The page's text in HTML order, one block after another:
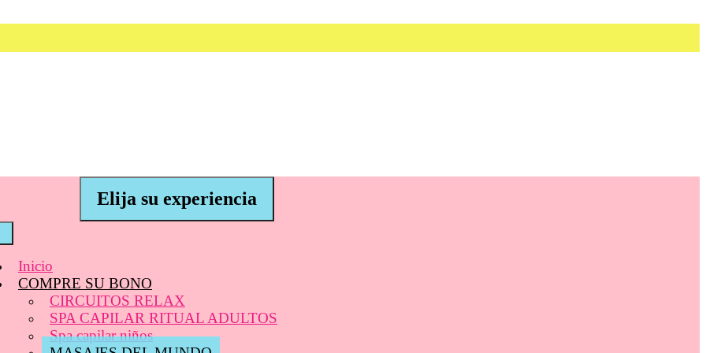
Elija su experiencia
Inicio
COMPRE SU BONO
CIRCUITOS RELAX
SPA CAPILAR RITUAL ADULTOS
Spa capilar niños